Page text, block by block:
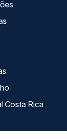
La terminal Costa Rica